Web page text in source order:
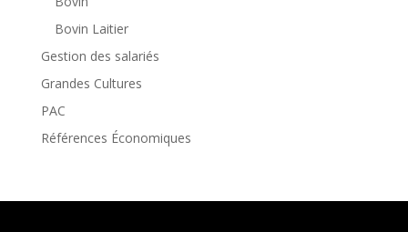
Bovin Laitier
Gestion des salariés
Grandes Cultures
PAC
Références Économiques